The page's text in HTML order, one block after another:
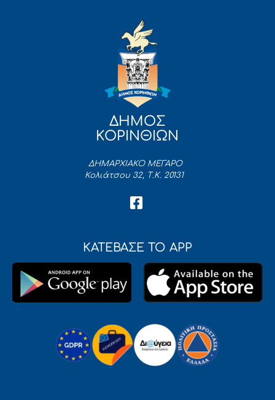
ΔΗΜΟΣ
ΚΟΡΙΝΘΙΩΝ
ΔΗΜΑΡΧΙΑΚΟ ΜΕΓΑΡΟ
Κολιάτσου 32, Τ.Κ. 20131
ΚΑΤΕΒΑΣΕ ΤΟ APP